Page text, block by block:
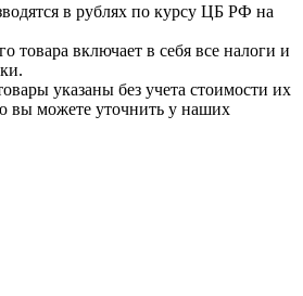
в рублях по курсу ЦБ РФ на
товара включает в себя все налоги и
указаны без учета стоимости их
вы можете уточнить у наших